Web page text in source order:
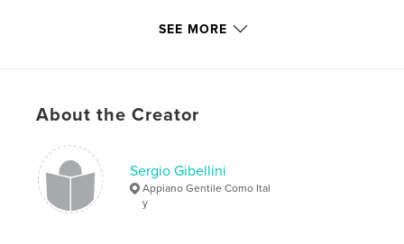
dal passato ancora presenti e nuove libertà
resa in colore e migliore profondità del bianco e
(Pamir, A Genuine Place) is a large collection of
photos taken during a summer trip in 2018, which
tells not so much the chronological history of the
SEE MORE
About the Creator
Sergio Gibellini
Appiano Gentile Como Ital
y